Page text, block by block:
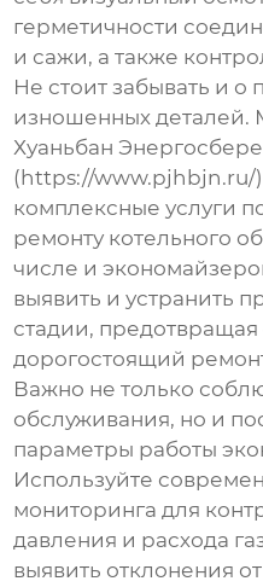
герметичности
и сажи, а также
Не стоит забывать и
изношенных
Хуаньбан
(https://www.pjhbjn.ru/
комплексные услуги
ремонту котельного
числе и
выявить и устранить
стадии,
дорогостоящий
Важно не только
обслуживания, но и
параметры работы
Используйте
мониторинга для
давления и расхода
выявить отклонения